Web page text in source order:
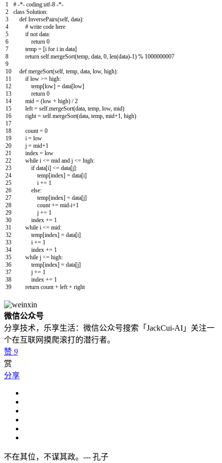
1
2
3
4
5
6
7
8
9
10
11
12
13
14
15
16
17
18
19
20
21
22
23
24
25
26
27
28
29
30
31
32
33
34
35
36
37
38
39
# -*- coding:utf-8 -*-
class Solution:
def InversePairs(self data):
# write code here
if not data:
return 0
temp = [i for i in data]
return self mergeSort(temp data 0 len(data)-1) % 1000000007
def mergeSort(self temp data low, high):
if low >= high:
temp[low] = data[low]
return 0
mid = (low + high) / 2
left = self mergeSort(data temp low, mid)
right = self mergeSort(data temp mid+1 high)
count = 0
i = low
j = mid+1
index = low
while i <= mid and j <= high:
if data[i] <= data[j]:
temp[index] = data[i]
i += 1
else:
temp[index] = data[j]
count += mid-i+1
j += 1
index += 1
while i <= mid:
temp[index] = data[i]
i += 1
index += 1
while j <= high:
temp[index] = data[j]
j += 1
index += 1
return count + left + right
微信公众号
分享技术，乐享生活：微信公众号搜索「JackCui-AI」关注一
个在互联网摸爬滚打的潜行者。
赞 9
赏
分享
不在其位，不谋其政。--- 孔子